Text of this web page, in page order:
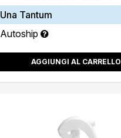
Una Tantum
Autoship
AGGIUNGI AL CARRELLO